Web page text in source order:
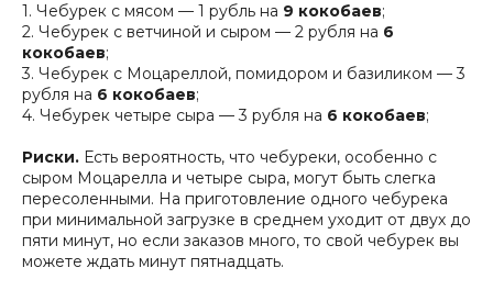
1. Чебурек с мясом — 1 рубль на 9 кокобаев;
2. Чебурек с ветчиной и сыром — 2 рубля на 6
кокобаев;
3. Чебурек с Моцареллой, помидором и базиликом — 3
рубля на 6 кокобаев;
4. Чебурек четыре сыра — 3 рубля на 6 кокобаев;
Риски. Есть вероятность, что чебуреки, особенно с
сыром Моцарелла и четыре сыра, могут быть слегка
пересоленными. На приготовление одного чебурека
при минимальной загрузке в среднем уходит от двух до
пяти минут, но если заказов много, то свой чебурек вы
можете ждать минут пятнадцать.